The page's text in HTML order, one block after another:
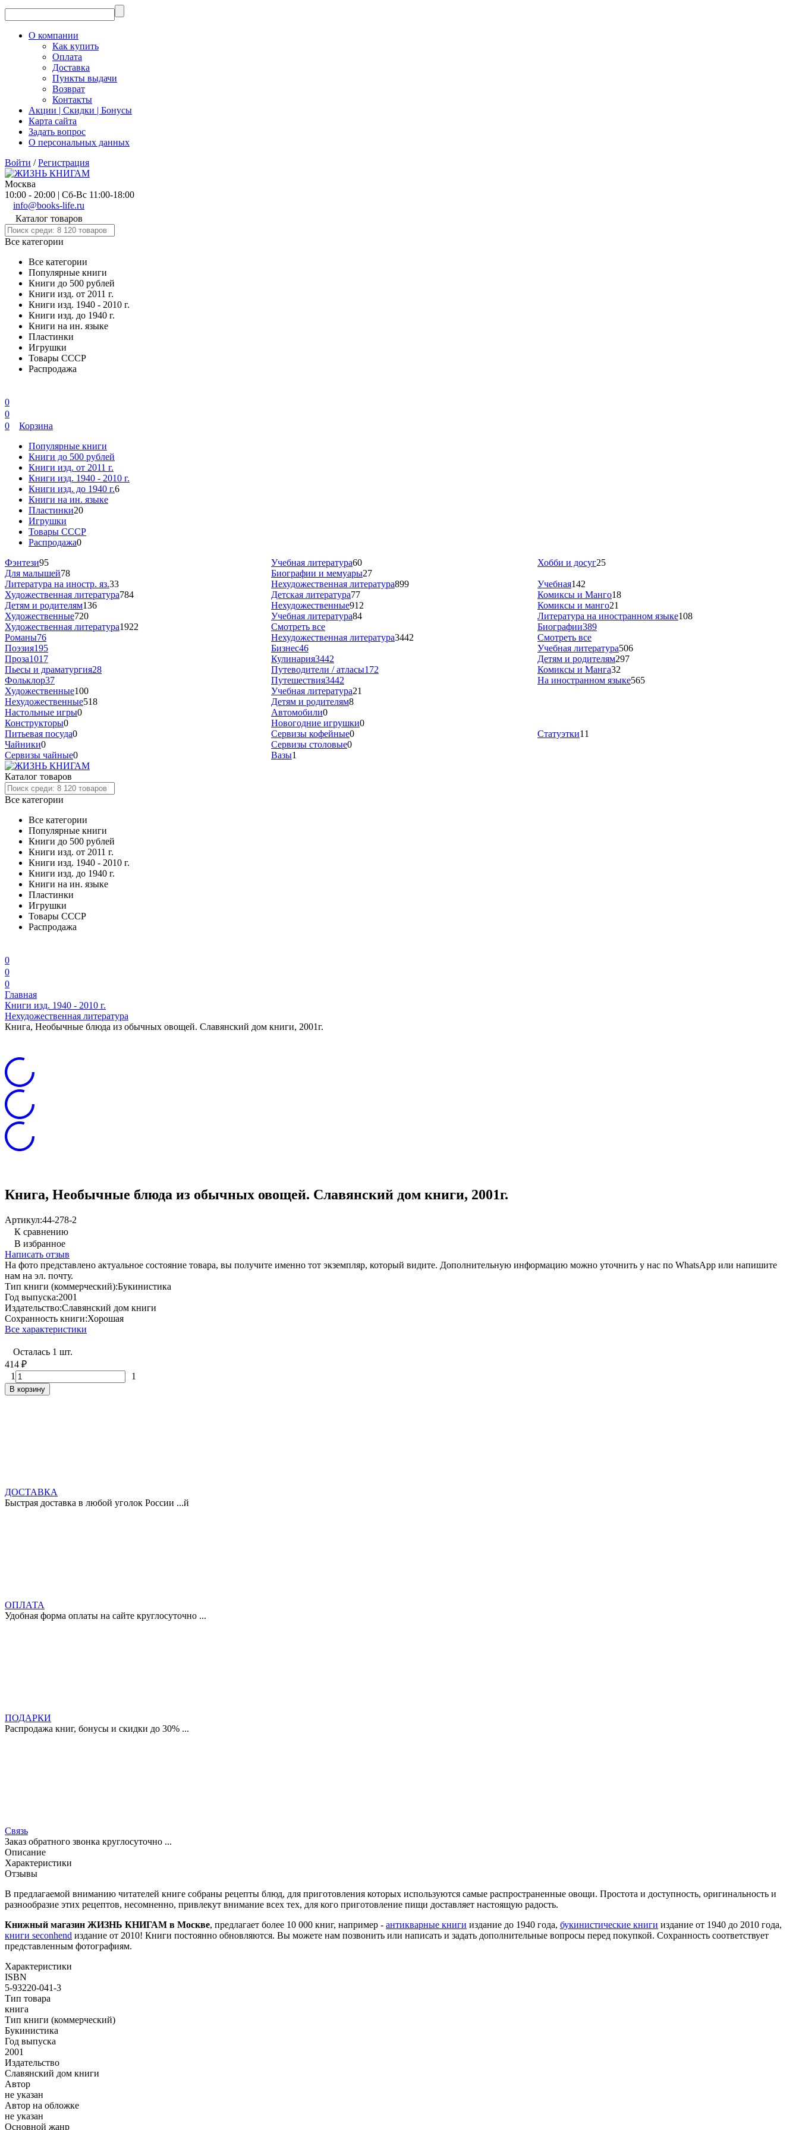
О компании
Как купить
Оплата
Доставка
Пункты выдачи
Возврат
Контакты
Акции | Скидки | Бонусы
Карта сайта
Задать вопрос
О персональных данных
Войти /Регистрация
Москва
10:00 - 20:00 | Сб-Вс 11:00-18:00
info@books-life.ru
Каталог товаров
Все категории
Все категории
Популярные книги
Книги до 500 рублей
Книги изд. от 2011 г.
Книги изд. 1940 - 2010 г.
Книги изд. до 1940 г.
Книги на ин. языке
Пластинки
Игрушки
Товары СССР
Распродажа
0
0
0
Корзина
Популярные книги
Книги до 500 рублей
Книги изд. от 2011 г.
Книги изд. 1940 - 2010 г.
Книги изд. до 1940 г.6
Книги на ин. языке
Пластинки20
Игрушки
Товары СССР
Распродажа0
Фэнтези95
Для малышей78
Учебная литература60
Биографии и мемуары27
Хобби и досуг25
Литература на иностр. яз.33
Художественная литература784
Нехудожественная литература899
Детская литература77
Учебная142
Комиксы и Манго18
Детям и родителям136
Художественные720
Нехудожественные912
Учебная литература84
Комиксы и манго21
Литература на иностранном языке108
Художественная литература1922
Романы76
Поэзия195
Проза1017
Пьесы и драматургия28
Фольклор37
Смотреть все
Нехудожественная литература3442
Бизнес46
Кулинария3442
Путеводители / атласы172
Путешествия3442
Биографии389
Смотреть все
Учебная литература506
Детям и родителям297
Комиксы и Манга32
На иностранном языке565
Художественные100
Нехудожественные518
Учебная литература21
Детям и родителям8
Настольные игры0
Конструкторы0
Автомобили0
Новогодние игрушки0
Питьевая посуда0
Чайники0
Сервизы чайные0
Сервизы кофейные0
Сервизы столовые0
Вазы1
Статуэтки11
Каталог товаров
Все категории
Все категории
Популярные книги
Книги до 500 рублей
Книги изд. от 2011 г.
Книги изд. 1940 - 2010 г.
Книги изд. до 1940 г.
Книги на ин. языке
Пластинки
Игрушки
Товары СССР
Распродажа
0
0
0
Главная
Книги изд. 1940 - 2010 г.
Нехудожественная литература
Книга, Необычные блюда из обычных овощей. Славянский дом книги, 2001г.
Книга, Необычные блюда из обычных овощей. Славянский дом книги, 2001г.
Артикул:44-278-2
К сравнению
В избранное
Написать отзыв
На фото представлено актуальное состояние товара, вы получите именно тот экземпляр, который видите. Дополнительную информацию можно уточнить у нас по WhatsApp или напишите
нам на эл. почту.
Тип книги (коммерческий):Букинистика
Год выпуска:2001
Издательство:Славянский дом книги
Сохранность книги:Хорошая
Все характеристики
Осталась 1 шт.
414 ₽
1
1
В корзину
ДОСТАВКА
Быстрая доставка в любой уголок России ...й
ОПЛАТА
Удобная форма оплаты на сайте круглосуточно ...
ПОДАРКИ
Распродажа книг, бонусы и скидки до 30% ...
Связь
Заказ обратного звонка круглосуточно ...
Описание
Характеристики
Отзывы
В предлагаемой вниманию читателей книге собраны рецепты блюд, для приготовления которых используются самые распространенные овощи. Простота и доступность, оригинальность и
разнообразие этих рецептов, несомненно, привлекут внимание всех тех, для кого приготовление пищи доставляет настоящую радость.
Книжный магазин ЖИЗНЬ КНИГАМ в Москве, предлагает более 10 000 книг, например - антикварные книги издание до 1940 года, букинистические книги издание от 1940 до 2010 года,
книги seconhend издание от 2010! Книги постоянно обновляются. Вы можете нам позвонить или написать и задать дополнительные вопросы перед покупкой. Сохранность соответствует
представленным фотографиям.
Характеристики
ISBN
5-93220-041-3
Тип товара
книга
Тип книги (коммерческий)
Букинистика
Год выпуска
2001
Издательство
Славянский дом книги
Автор
не указан
Автор на обложке
не указан
Основной жанр